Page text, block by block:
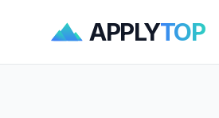
APPLYTOP